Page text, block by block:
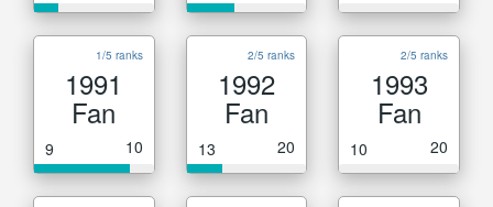
1/5 ranks
1991
Fan
9 10
2/5 ranks
1992
Fan
13 20
2/5 ranks
1993
Fan
10 20